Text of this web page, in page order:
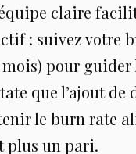
claire
: suivez votre
pour guider
que l’ajout
le burn rate
plus un pari.